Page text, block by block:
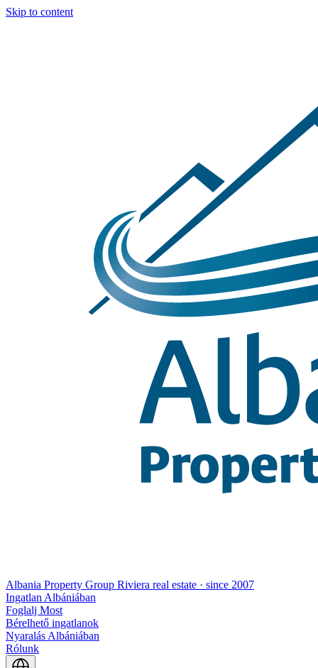
Skip to content
Albania Property Group Riviera real estate · since 2007
Ingatlan Albániában
Foglalj Most
Bérelhető ingatlanok
Nyaralás Albániában
Rólunk